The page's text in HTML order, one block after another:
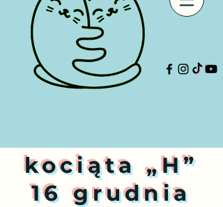
kociąta „H”
16 grudnia